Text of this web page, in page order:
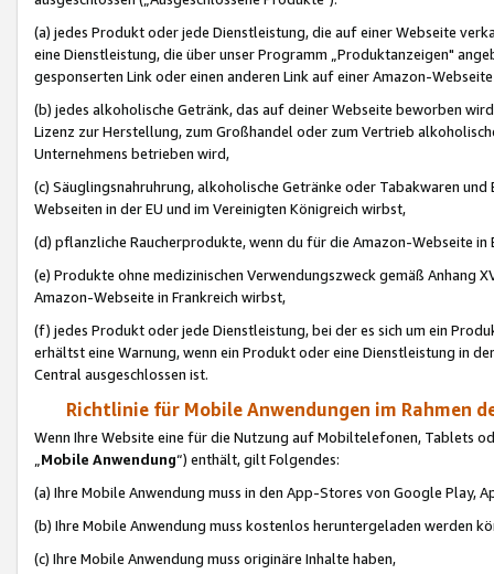
(a) jedes Produkt oder jede Dienstleistung, die auf einer Webseite
eine Dienstleistung, die über unser Programm „Produktanzeigen"
gesponserten Link oder einen anderen Link auf einer Amazon-
(b) jedes alkoholische Getränk, das auf deiner Webseite beworben
Lizenz zur Herstellung, zum Großhandel oder zum Vertrieb
Unternehmens betrieben wird,
(c) Säuglingsnahruhrung, alkoholische Getränke oder Tabakwaren
Webseiten in der EU und im Vereinigten Königreich wirbst,
(d) pflanzliche Raucherprodukte, wenn du für die Amazon-Webseite in
(e) Produkte ohne medizinischen Verwendungszweck gemäß Anhang
Amazon-Webseite in Frankreich wirbst,
(f) jedes Produkt oder jede Dienstleistung, bei der es sich um ein
erhältst eine Warnung, wenn ein Produkt oder eine Dienstleistung in
Central ausgeschlossen ist.
Richtlinie für Mobile Anwendungen im Rahmen
Wenn Ihre Website eine für die Nutzung auf Mobiltelefonen, Tablets
„Mobile Anwendung“) enthält, gilt Folgendes:
(a) Ihre Mobile Anwendung muss in den App-Stores von Google Play,
(b) Ihre Mobile Anwendung muss kostenlos heruntergeladen werden
(c) Ihre Mobile Anwendung muss originäre Inhalte haben,